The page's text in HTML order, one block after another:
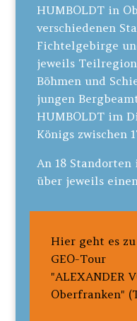
HUMBOLDT in
verschiedenen
Fichtelgebirge
jeweils
Böhmen und
jungen
HUMBOLDT im
Königs zwischen
An 18
über jeweils
Hier geht es
GEO-Tour
"ALEXANDER
Oberfranken"